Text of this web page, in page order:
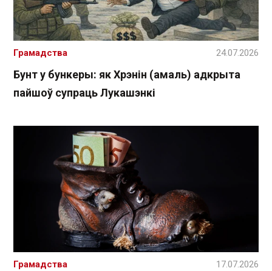
Бунт у бункеры: як Хрэнін (амаль) адкрыта
пайшоў супраць Лукашэнкі
Грамадства 24.07.2026
Грамадства 17.07.2026